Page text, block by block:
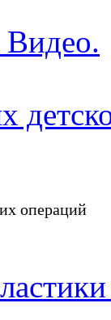
операций